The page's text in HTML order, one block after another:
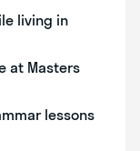
living in
at Masters
lessons